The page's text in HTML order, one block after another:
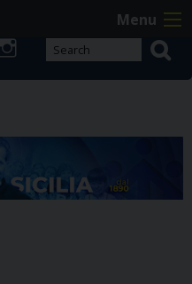
Menu
instagram